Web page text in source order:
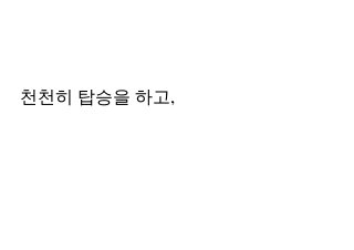
천천히 탑승을 하고,